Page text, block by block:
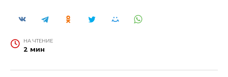
НА ЧТЕНИЕ
2 мин